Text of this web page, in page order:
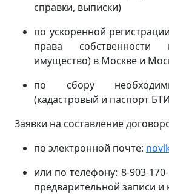
справки, выписки)
по ускоренной
права
имущество) в Москве и
по сбору
(кадастровый и паспорт
Заявки на составление
по электронной почте:
или по телефону: 8-903-
предварительной записи и